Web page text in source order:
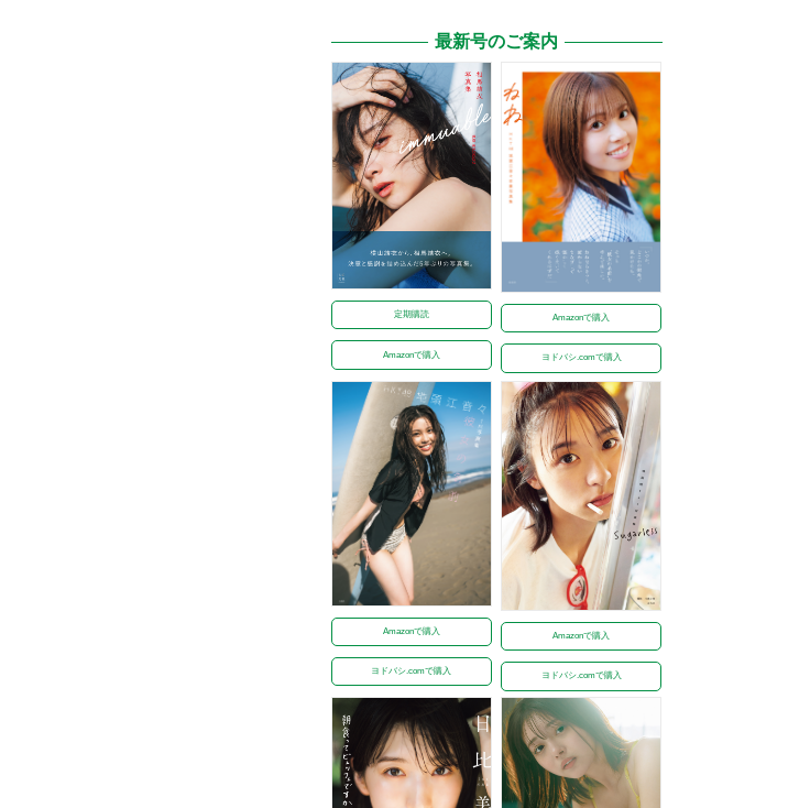
最新号のご案内
定期購読
Amazonで購入
Amazonで購入
ヨドバシ.comで購入
Amazonで購入
ヨドバシ.comで購入
Amazonで購入
ヨドバシ.comで購入